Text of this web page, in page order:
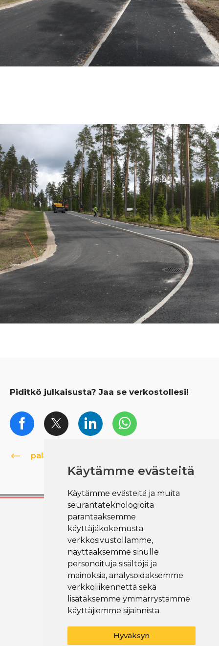
Käytämme evästeitä
Käytämme evästeitä ja muita
seurantateknologioita
parantaaksemme
käyttäjäkokemusta
verkkosivustollamme,
näyttääksemme sinulle
personoituja sisältöjä ja
mainoksia, analysoidaksemme
verkkoliikennettä sekä
lisätäksemme ymmärrystämme
käyttäjiemme sijainnista.
Hyväksyn
Piditkö julkaisusta? Jaa se verkostollesi!
palaa referensseihin
Maanrakennus B. Dahlbacka oy
Lekatie 7, 67800 Kokkola
(06) 822 3377
dahlbacka@dahlbacka.com